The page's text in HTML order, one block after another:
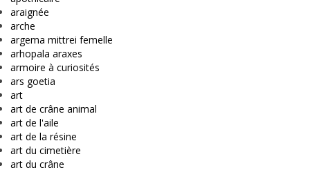
araignée
arche
argema mittrei femelle
arhopala araxes
armoire à curiosités
ars goetia
art
art de crâne animal
art de l'aile
art de la résine
art du cimetière
art du crâne